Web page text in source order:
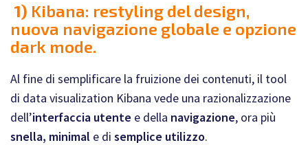
1) Kibana: restyling del design,
nuova navigazione globale e opzione
dark mode.
Al fine di semplificare la fruizione dei contenuti, il tool
di data visualization Kibana vede una razionalizzazione
dell’interfaccia utente e della navigazione, ora più
snella, minimal e di semplice utilizzo.